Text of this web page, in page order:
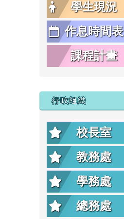
學生現況
作息時間表
課程計畫
行政組織
校長室
教務處
學務處
總務處